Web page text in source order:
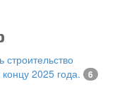
строительство
2025 года.
6